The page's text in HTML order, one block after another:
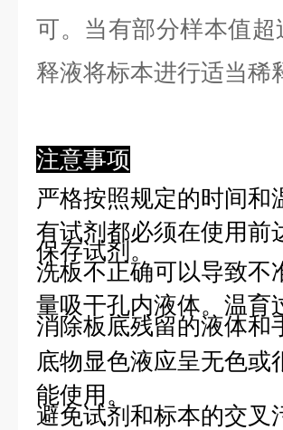
可。当有部分样本值
释液将标本进行适当稀
注意事项
严格按照规定的时间和
有试剂都必须在使用前
保存试剂。
洗板不正确可以导致不
量吸干孔内液体。温育
消除板底残留的液体和
底物显色液应呈无色或
能使用。
避免试剂和标本的交叉